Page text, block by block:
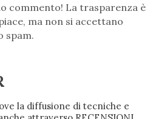
commento! La trasparenza è
ma non si accettano
spam.
la diffusione di tecniche e